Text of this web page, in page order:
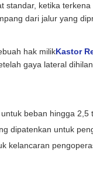
standar, ketika
dari jalur yang
hak milikKastor
gaya lateral
beban hingga 2,5
dipatenkan untuk
kelancaran